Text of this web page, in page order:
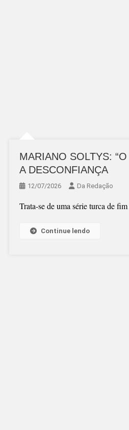
MARIANO SOLTYS:
A DESCONFIANÇA
12/07/2026 Da Redação
Trata-se de uma série turca de
Continue lendo